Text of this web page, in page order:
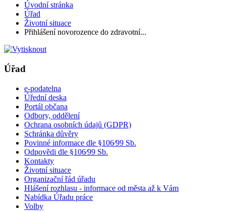
Úvodní stránka
Úřad
Životní situace
Přihlášení novorozence do zdravotní...
Úřad
e-podatelna
Úřední deska
Portál občana
Odbory, oddělení
Ochrana osobních údajů (GDPR)
Schránka důvěry
Povinné informace dle §106⁄99 Sb.
Odpovědi dle §106⁄99 Sb.
Kontakty
Životní situace
Organizační řád úřadu
Hlášení rozhlasu - informace od města až k Vám
Nabídka Úřadu práce
Volby